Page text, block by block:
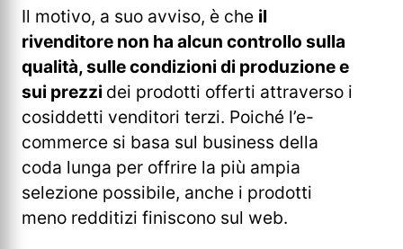
Il motivo, a suo avviso, è che il
rivenditore non ha alcun controllo sulla
qualità, sulle condizioni di produzione e
sui prezzi dei prodotti offerti attraverso i
cosiddetti venditori terzi. Poiché l’e-
commerce si basa sul business della
coda lunga per offrire la più ampia
selezione possibile, anche i prodotti
meno redditizi finiscono sul web.